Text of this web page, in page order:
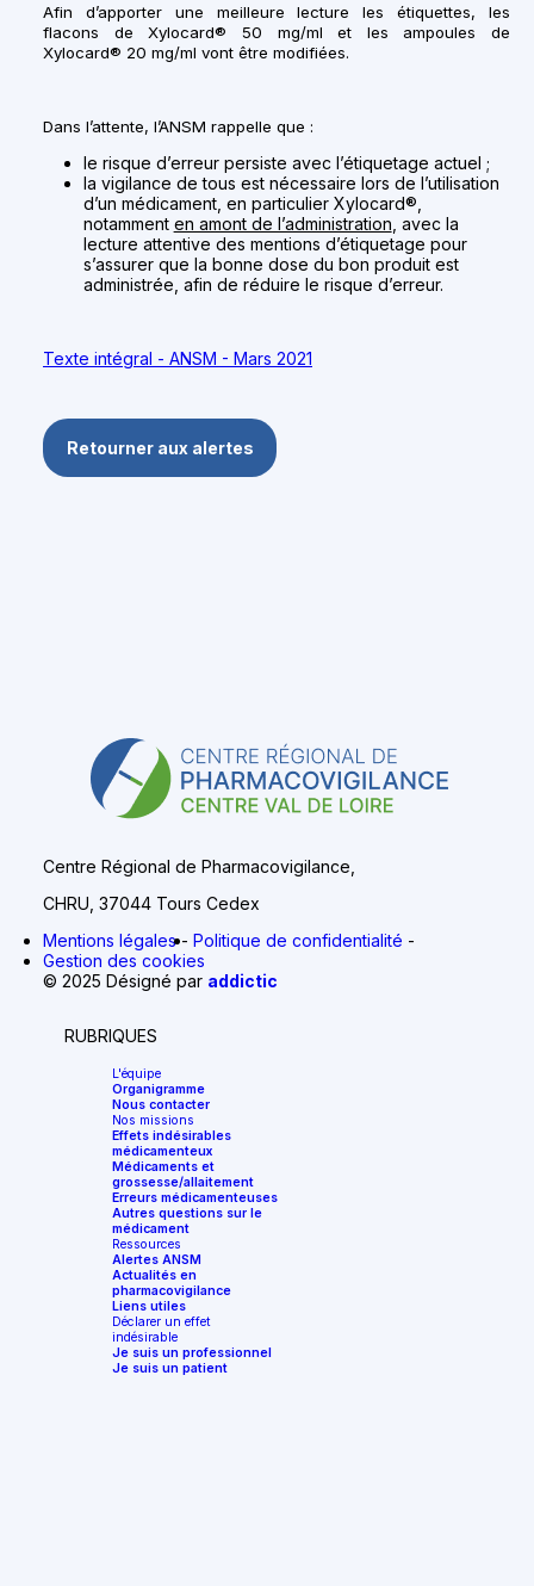
Afin d’apporter une meilleure lecture les étiquettes, les
flacons de Xylocard® 50 mg/ml et les ampoules de
Xylocard® 20 mg/ml vont être modifiées.
Dans l’attente, l’ANSM rappelle que :
le risque d’erreur persiste avec l’étiquetage actuel ;
la vigilance de tous est nécessaire lors de l’utilisation
d’un médicament, en particulier Xylocard®,
notamment en amont de l’administration , avec la
lecture attentive des mentions d’étiquetage pour
s’assurer que la bonne dose du bon produit est
administrée, afin de réduire le risque d’erreur.
Texte intégral - ANSM - Mars 2021
Retourner aux alertes
Centre Régional de Pharmacovigilance,
CHRU, 37044 Tours Cedex
Mentions légales
Politique de confidentialité
Gestion des cookies
© 2025 Désigné par addictic
RUBRIQUES
L'équipe
Organigramme
Nous contacter
Nos missions
Effets indésirables
médicamenteux
Médicaments et
grossesse/allaitement
Erreurs médicamenteuses
Autres questions sur le
médicament
Ressources
Alertes ANSM
Actualités en
pharmacovigilance
Liens utiles
Déclarer un effet
indésirable
Je suis un professionnel
Je suis un patient